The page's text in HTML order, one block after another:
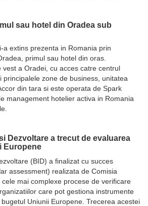
sau hotel din Oradea sub
a extins prezenta in Romania prin
primul sau hotel din oras.
vest a Oradei, cu acces catre centrul
principalele zone de business, unitatea
din tara si este operata de Spark
management hotelier activa in Romania
Dezvoltare a trecut de evaluarea
Europene
(BID) a finalizat cu succes
assessment) realizata de Comisia
mai complexe procese de verificare
care pot gestiona instrumente
Uniunii Europene. Trecerea acestei